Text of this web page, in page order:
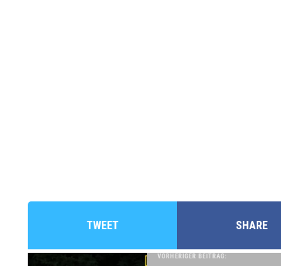
TWEET SHARE
VORHERIGER BEITRAG: